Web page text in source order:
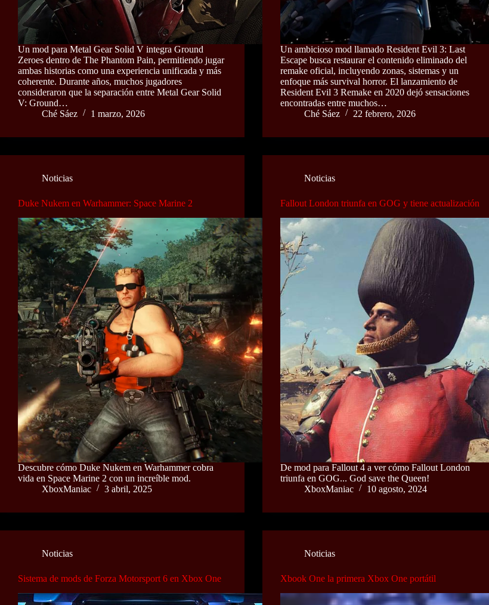
Un mod para Metal Gear Solid V integra Ground
Zeroes dentro de The Phantom Pain, permitiendo jugar
ambas historias como una experiencia unificada y más
coherente. Durante años, muchos jugadores
consideraron que la separación entre Metal Gear Solid
V: Ground…
Ché Sáez
1 marzo, 2026
Un ambicioso mod llamado Resident Evil 3: Last
Escape busca restaurar el contenido eliminado del
remake oficial, incluyendo zonas, sistemas y un
enfoque más survival horror. El lanzamiento de
Resident Evil 3 Remake en 2020 dejó sensaciones
encontradas entre muchos…
Ché Sáez
22 febrero, 2026
Noticias
Duke Nukem en Warhammer: Space Marine 2
Descubre cómo Duke Nukem en Warhammer cobra
vida en Space Marine 2 con un increíble mod.
XboxManiac
3 abril, 2025
Noticias
Fallout London triunfa en GOG y tiene actualización
De mod para Fallout 4 a ver cómo Fallout London
triunfa en GOG... God save the Queen!
XboxManiac
10 agosto, 2024
Noticias
Sistema de mods de Forza Motorsport 6 en Xbox One
Noticias
Xbook One la primera Xbox One portátil